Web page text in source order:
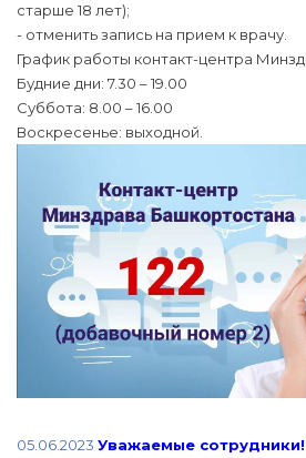
старше 18 лет);
- отменить запись на прием к врачу.
График работы контакт-центра
Будние дни: 7.30 – 19.00
Суббота: 8.00 – 16.00
Воскресенье: выходной.
05.06.2023 Уважаемые сотрудники!